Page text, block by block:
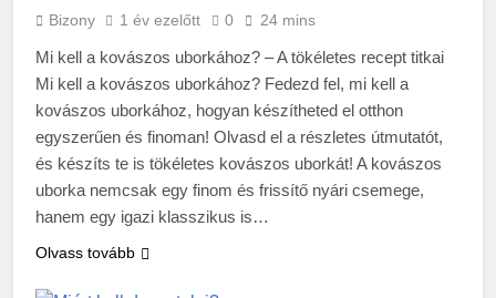
Bizony 1 év ezelőtt 0 24 mins
Mi kell a kovászos uborkához? – A tökéletes recept titkai
Mi kell a kovászos uborkához? Fedezd fel, mi kell a
kovászos uborkához, hogyan készítheted el otthon
egyszerűen és finoman! Olvasd el a részletes útmutatót,
és készíts te is tökéletes kovászos uborkát! A kovászos
uborka nemcsak egy finom és frissítő nyári csemege,
hanem egy igazi klasszikus is…
Olvass tovább